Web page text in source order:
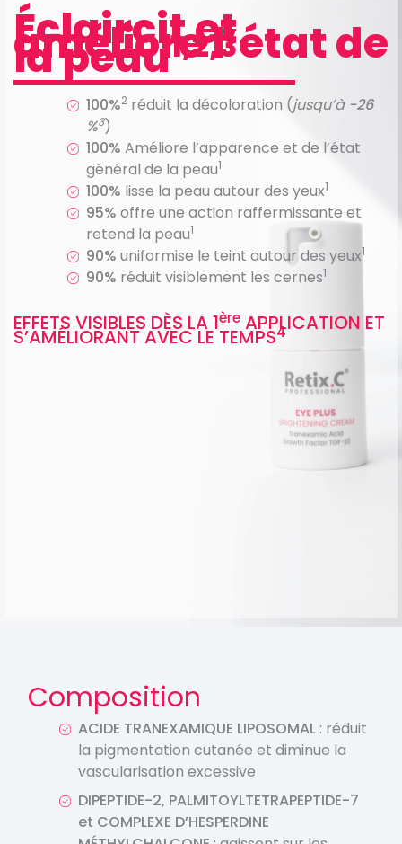
Éclaircit et
améliore l’état de
la peau1,2,3
100%2réduit la décoloration (jusqu’à -26
%3)
100% Améliore l’apparence et de l’état
général de la peau1
100% lisse la peau autour des yeux1
95% offre une action raffermissante et
retend la peau1
90% uniformise le teint autour des yeux1
90% réduit visiblement les cernes1
EFFETS VISIBLES DÈS LA 1ère APPLICATION ET
S’AMÉLIORANT AVEC LE TEMPS4
Composition
ACIDE TRANEXAMIQUE LIPOSOMAL: réduit
la pigmentation cutanée et diminue la
vascularisation excessive
DIPEPTIDE-2, PALMITOYLTETRAPEPTIDE-7
et COMPLEXE D’HESPERDINE